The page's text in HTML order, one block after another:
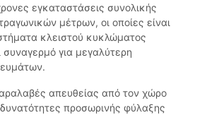
εγκαταστάσεις συνολικής
μέτρων, οι οποίες είναι
κλειστού κυκλώματος
για μεγαλύτερη
απευθείας από τον χώρο
προσωρινής φύλαξης